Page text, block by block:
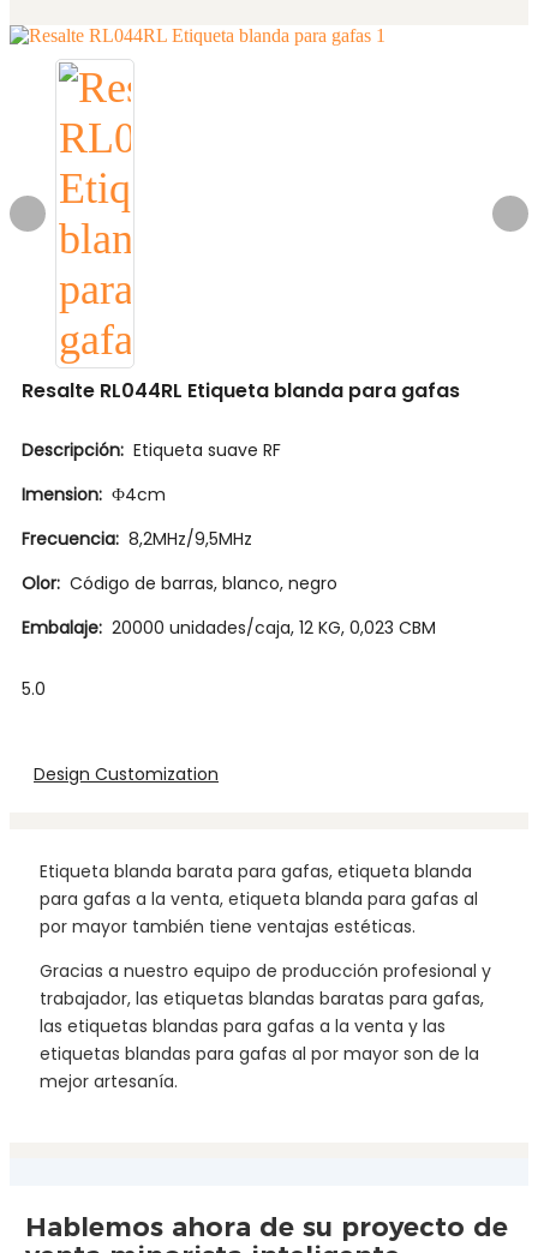
Resalte RL044RL Etiqueta blanda para gafas
Descripción: Etiqueta suave RF
Imension: Ф4cm
Frecuencia: 8,2MHz/9,5MHz
Olor: Código de barras, blanco, negro
Embalaje: 20000 unidades/caja, 12 KG, 0,023 CBM
5.0
Design Customization
Etiqueta blanda barata para gafas, etiqueta blanda
para gafas a la venta, etiqueta blanda para gafas al
por mayor también tiene ventajas estéticas.
Gracias a nuestro equipo de producción profesional y
trabajador, las etiquetas blandas baratas para gafas,
las etiquetas blandas para gafas a la venta y las
etiquetas blandas para gafas al por mayor son de la
mejor artesanía.
Hablemos ahora de su proyecto de